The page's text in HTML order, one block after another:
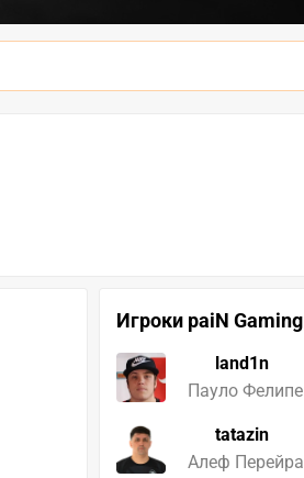
Игроки paiN Gaming
land1n
Пауло Фелипе
tatazin
Алеф Перейра